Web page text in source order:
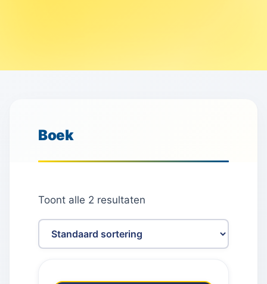
Boek
Toont alle 2 resultaten